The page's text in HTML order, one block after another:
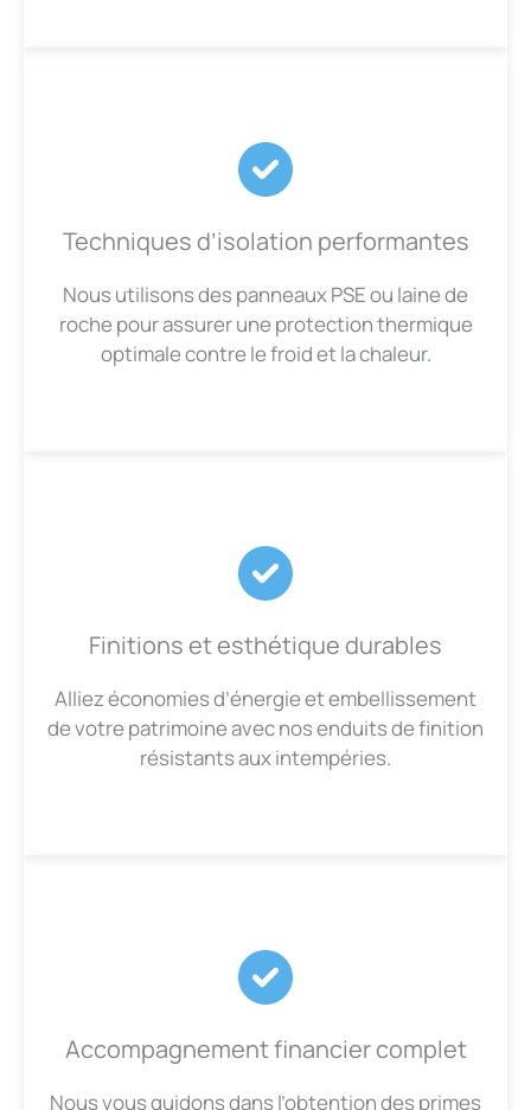
Techniques d’isolation performantes
Nous utilisons des panneaux PSE ou laine de
roche pour assurer une protection thermique
optimale contre le froid et la chaleur.
Finitions et esthétique durables
Alliez économies d’énergie et embellissement
de votre patrimoine avec nos enduits de finition
résistants aux intempéries.
Accompagnement financier complet
Nous vous guidons dans l’obtention des primes